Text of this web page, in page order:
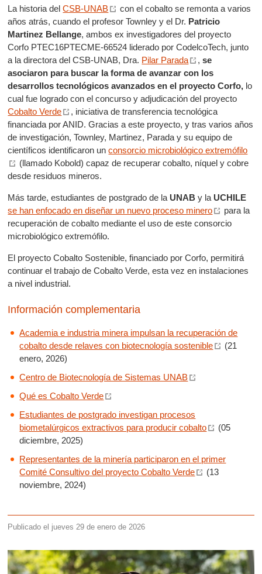
La historia delCSB-UNAB
con el cobalto se remonta a varios
años atrás, cuando el profesor Townley y el Dr. Patricio
Martinez Bellange, ambos ex investigadores del proyecto
Corfo PTEC16PTECME-66524 liderado por CodelcoTech, junto
a la directora del CSB-UNAB, Dra. Pilar Parada ,se
asociaron para buscar la forma de avanzar con los
desarrollos tecnológicos avanzados en el proyecto Corfo, lo
cual fue logrado con el concurso y adjudicación del proyecto
Cobalto Verde
, iniciativa de transferencia tecnológica
financiada por ANID. Gracias a este proyecto, y tras varios años
de investigación, Townley, Martinez, Parada y su equipo de
científicos identificaron unconsorcio microbiológico extremófilo
(llamado Kobold) capaz de recuperar cobalto, níquel y cobre
desde residuos mineros.
Más tarde, estudiantes de postgrado de la UNABy la UCHILE
se han enfocado en diseñar un nuevo proceso minero
para la
recuperación de cobalto mediante el uso de este consorcio
microbiológico extremófilo.
El proyecto Cobalto Sostenible, financiado por Corfo, permitirá
continuar el trabajo de Cobalto Verde, esta vez en instalaciones
a nivel industrial.
Información complementaria
Academia e industria minera impulsan la recuperación de
cobalto desde relaves con biotecnología sostenible
(21
enero, 2026)
Centro de Biotecnología de Sistemas UNAB
Qué es Cobalto Verde
Estudiantes de postgrado investigan procesos
biometalúrgicos extractivos para producir cobalto
(05
diciembre, 2025)
Representantes de la minería participaron en el primer
Comité Consultivo del proyecto Cobalto Verde
(13
noviembre, 2024)
Publicado el jueves 29 de enero de 2026